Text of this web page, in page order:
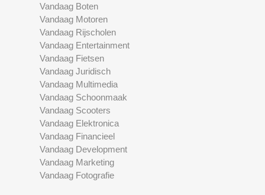
Vandaag Boten
Vandaag Motoren
Vandaag Rijscholen
Vandaag Entertainment
Vandaag Fietsen
Vandaag Juridisch
Vandaag Multimedia
Vandaag Schoonmaak
Vandaag Scooters
Vandaag Elektronica
Vandaag Financieel
Vandaag Development
Vandaag Marketing
Vandaag Fotografie